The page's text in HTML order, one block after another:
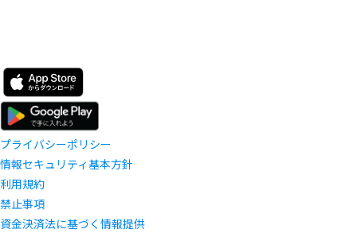
プライバシーポリシー
情報セキュリティ基本方針
利用規約
禁止事項
資金決済法に基づく情報提供